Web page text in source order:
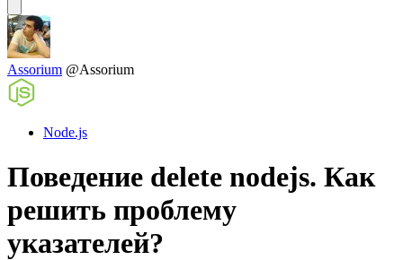
Assorium @Assorium
Node.js
Поведение delete nodejs. Как
решить проблему
указателей?